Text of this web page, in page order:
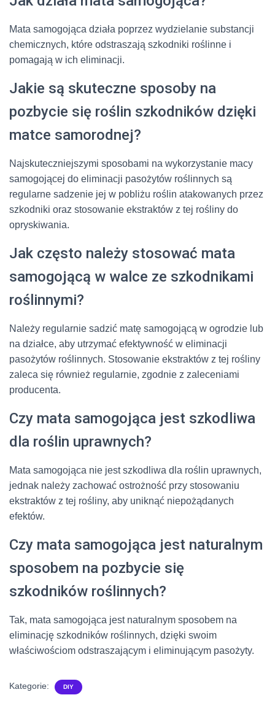
Mata samogojąca działa poprzez wydzielanie substancji
chemicznych, które odstraszają szkodniki roślinne i
pomagają w ich eliminacji.
Jakie są skuteczne sposoby na
pozbycie się roślin szkodników dzięki
matce samorodnej?
Najskuteczniejszymi sposobami na wykorzystanie macy
samogojącej do eliminacji pasożytów roślinnych są
regularne sadzenie jej w pobliżu roślin atakowanych przez
szkodniki oraz stosowanie ekstraktów z tej rośliny do
opryskiwania.
Jak często należy stosować mata
samogojącą w walce ze szkodnikami
roślinnymi?
Należy regularnie sadzić matę samogojącą w ogrodzie lub
na działce, aby utrzymać efektywność w eliminacji
pasożytów roślinnych. Stosowanie ekstraktów z tej rośliny
zaleca się również regularnie, zgodnie z zaleceniami
producenta.
Czy mata samogojąca jest szkodliwa
dla roślin uprawnych?
Mata samogojąca nie jest szkodliwa dla roślin uprawnych,
jednak należy zachować ostrożność przy stosowaniu
ekstraktów z tej rośliny, aby uniknąć niepożądanych
efektów.
Czy mata samogojąca jest naturalnym
sposobem na pozbycie się
szkodników roślinnych?
Tak, mata samogojąca jest naturalnym sposobem na
eliminację szkodników roślinnych, dzięki swoim
właściwościom odstraszającym i eliminującym pasożyty.
Kategorie: DIY